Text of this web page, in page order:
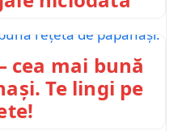
cea mai bună
Te lingi pe